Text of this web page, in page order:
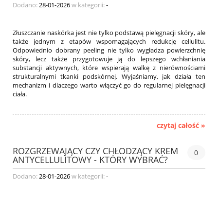
Dodano:28-01-2026w kategorii:-
Złuszczanie naskórka jest nie tylko podstawą pielęgnacji skóry, ale
także jednym z etapów wspomagających redukcję cellulitu.
Odpowiednio dobrany peeling nie tylko wygładza powierzchnię
skóry, lecz także przygotowuje ją do lepszego wchłaniania
substancji aktywnych, które wspierają walkę z nierównościami
strukturalnymi tkanki podskórnej. Wyjaśniamy, jak działa ten
mechanizm i dlaczego warto włączyć go do regularnej pielęgnacji
ciała.
czytaj całość »
ROZGRZEWAJĄCY CZY CHŁODZĄCY KREM
ANTYCELLULITOWY - KTÓRY WYBRAĆ?
0
Dodano:28-01-2026w kategorii:-